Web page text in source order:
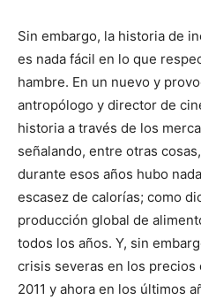
Sin embargo, la historia de
es nada fácil en lo que
hambre. En un nuevo y
antropólogo y director de
historia a través de los
señalando, entre otras
durante esos años hubo
escasez de calorías; como
producción global de
todos los años. Y, sin
crisis severas en los
2011 y ahora en los últimos